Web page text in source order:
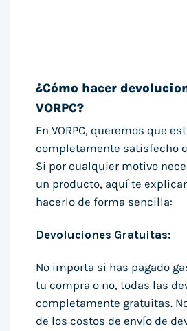
¿Cómo hacer
VORPC?
En VORPC, queremos que
completamente satisfecho
Si por cualquier motivo
un producto, aquí te
hacerlo de forma sencilla:
Devoluciones Gratuitas:
No importa si has pagado
tu compra o no, todas las
completamente gratuitas.
de los costos de envío de